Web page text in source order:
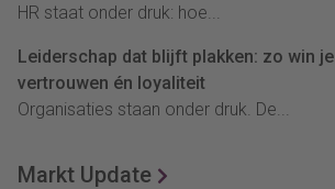
HR staat onder druk: hoe...
Leiderschap dat blijft plakken: zo win je
vertrouwen én loyaliteit
Organisaties staan onder druk. De...
Markt Update